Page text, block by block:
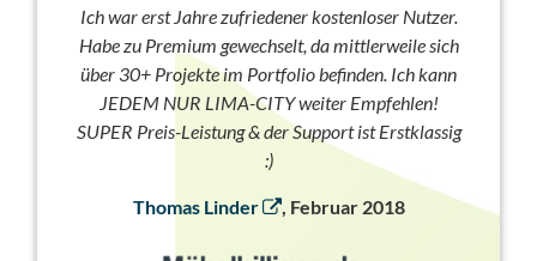
Ich war erst Jahre zufriedener kostenloser Nutzer.
Habe zu Premium gewechselt, da mittlerweile sich
über 30+ Projekte im Portfolio befinden. Ich kann
JEDEM NUR LIMA-CITY weiter Empfehlen!
SUPER Preis-Leistung & der Support ist Erstklassig
:)
Thomas Linder , Februar 2018